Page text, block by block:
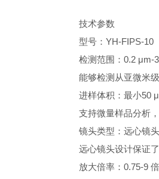
技术参数
型号：YH-FIPS-10
检测范围：0.2 μm-3
能够检测从亚微米级
进样体积：最小50
支持微量样品分析，
镜头类型：远心镜头
远心镜头设计保证了
放大倍率：0.75-9 倍